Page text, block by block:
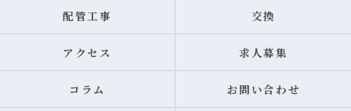
配管工事 交換
アクセス 求人募集
コラム お問い合わせ